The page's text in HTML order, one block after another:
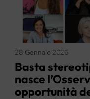
28 Gennaio 2026
Basta
nasce
opportunità